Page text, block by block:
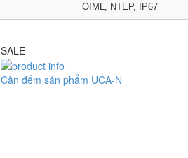
OIML, NTEP, IP67
SALE
Cân đếm sản phẩm UCA-N